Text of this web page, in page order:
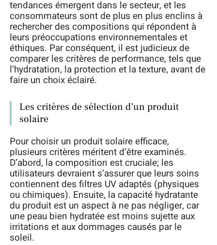
tendances émergent dans le secteur, et les
consommateurs sont de plus en plus enclins à
rechercher des compositions qui répondent à
leurs préoccupations environnementales et
éthiques. Par conséquent, il est judicieux de
comparer les critères de performance, tels que
l’hydratation, la protection et la texture, avant de
faire un choix éclairé.
Les critères de sélection d’un produit
solaire
Pour choisir un produit solaire efficace,
plusieurs critères méritent d’être examinés.
D’abord, la composition est cruciale; les
utilisateurs devraient s’assurer que leurs soins
contiennent des filtres UV adaptés (physiques
ou chimiques). Ensuite, la capacité hydratante
du produit est un aspect à ne pas négliger, car
une peau bien hydratée est moins sujette aux
irritations et aux dommages causés par le
soleil.